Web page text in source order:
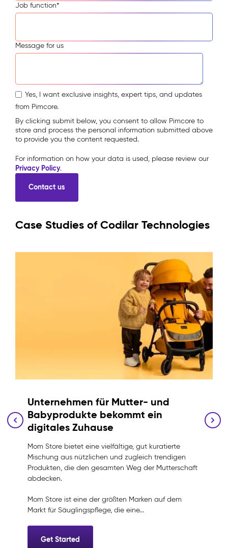
Job function*
Message for us
Yes, I want exclusive insights, expert tips, and updates
from Pimcore.
By clicking submit below, you consent to allow Pimcore to
store and process the personal information submitted above
to provide you the content requested.
For information on how your data is used, please review our
Privacy Policy.
Case Studies of Codilar Technologies
Unternehmen für Mutter- und
Babyprodukte bekommt ein
digitales Zuhause
Mom Store bietet eine vielfältige, gut kuratierte
Mischung aus nützlichen und zugleich trendigen
Produkten, die den gesamten Weg der Mutterschaft
abdecken.
Mom Store ist eine der größten Marken auf dem
Markt für Säuglingspflege, die eine...
Get Started